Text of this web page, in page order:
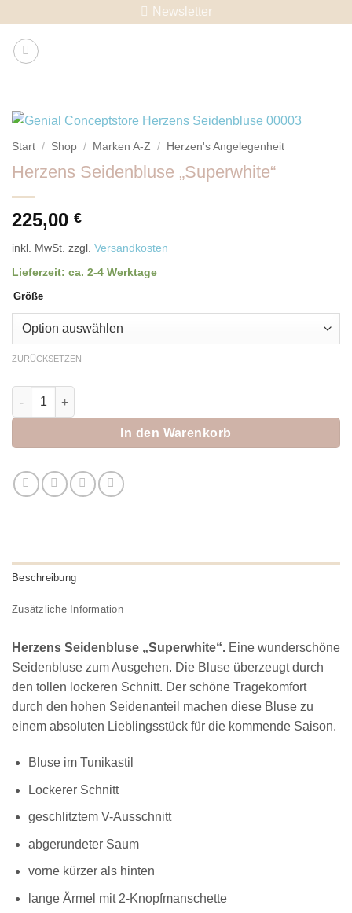
content
Newsletter
Start / Shop / Marken A-Z / Herzen's Angelegenheit
Herzens Seidenbluse „Superwhite“
225,00 €
inkl. MwSt. zzgl. Versandkosten
Lieferzeit: ca. 2-4 Werktage
Größe
ZURÜCKSETZEN
Herzens Seidenbluse "Superwhite" Menge
In den Warenkorb
Beschreibung
Zusätzliche Information
Herzens Seidenbluse „Superwhite“. Eine wunderschöne
Seidenbluse zum Ausgehen. Die Bluse überzeugt durch
den tollen lockeren Schnitt. Der schöne Tragekomfort
durch den hohen Seidenanteil machen diese Bluse zu
einem absoluten Lieblingsstück für die kommende Saison.
Bluse im Tunikastil
Lockerer Schnitt
geschlitztem V-Ausschnitt
abgerundeter Saum
vorne kürzer als hinten
lange Ärmel mit 2-Knopfmanschette